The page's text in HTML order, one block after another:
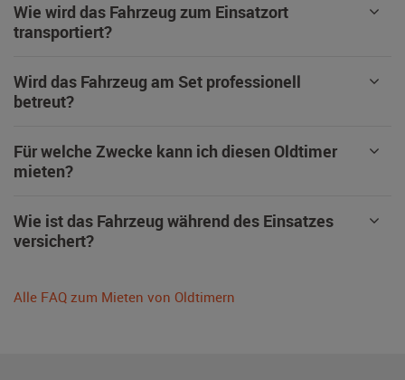
Wie wird das Fahrzeug zum Einsatzort
transportiert?
Wird das Fahrzeug am Set professionell
betreut?
Für welche Zwecke kann ich diesen Oldtimer
mieten?
Wie ist das Fahrzeug während des Einsatzes
versichert?
Alle FAQ zum Mieten von Oldtimern